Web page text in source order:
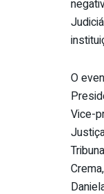
O
Vice-